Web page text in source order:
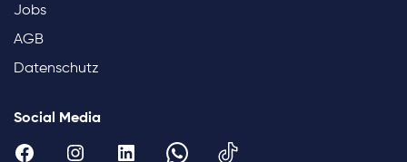
Jobs
AGB
Datenschutz
Social Media